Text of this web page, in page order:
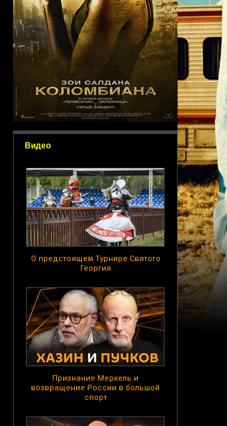
Видео
О предстоящем Турнире Святого
Георгия
Признание Меркель и
возвращение России в большой
спорт